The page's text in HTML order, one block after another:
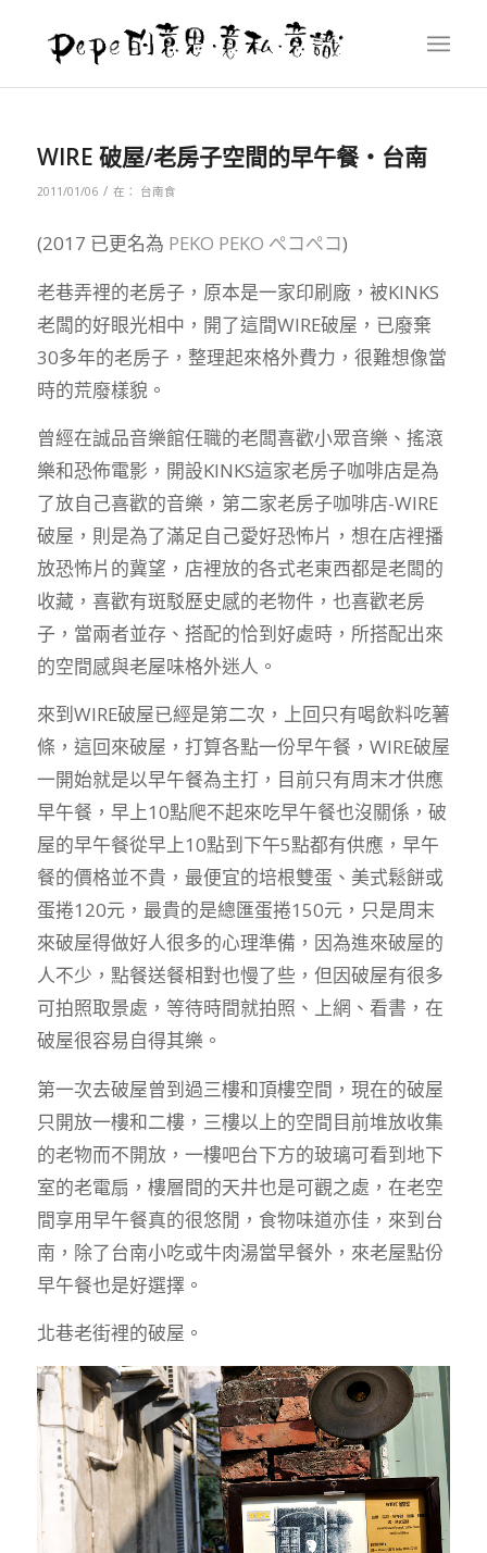
WIRE 破屋/老房子空間的早午餐‧台南
2011/01/06 / 在： 台南食
(2017 已更名為 PEKO PEKO ぺコぺコ)
老巷弄裡的老房子，原本是一家印刷廠，被KINKS
老闆的好眼光相中，開了這間WIRE破屋，已廢棄
30多年的老房子，整理起來格外費力，很難想像當
時的荒廢樣貌。
曾經在誠品音樂館任職的老闆喜歡小眾音樂、搖滾
樂和恐佈電影，開設KINKS這家老房子咖啡店是為
了放自己喜歡的音樂，第二家老房子咖啡店-WIRE
破屋，則是為了滿足自己愛好恐怖片，想在店裡播
放恐怖片的冀望，店裡放的各式老東西都是老闆的
收藏，喜歡有斑駁歷史感的老物件，也喜歡老房
子，當兩者並存、搭配的恰到好處時，所搭配出來
的空間感與老屋味格外迷人。
來到WIRE破屋已經是第二次，上回只有喝飲料吃薯
條，這回來破屋，打算各點一份早午餐，WIRE破屋
一開始就是以早午餐為主打，目前只有周末才供應
早午餐，早上10點爬不起來吃早午餐也沒關係，破
屋的早午餐從早上10點到下午5點都有供應，早午
餐的價格並不貴，最便宜的培根雙蛋、美式鬆餅或
蛋捲120元，最貴的是總匯蛋捲150元，只是周末
來破屋得做好人很多的心理準備，因為進來破屋的
人不少，點餐送餐相對也慢了些，但因破屋有很多
可拍照取景處，等待時間就拍照、上網、看書，在
破屋很容易自得其樂。
第一次去破屋曾到過三樓和頂樓空間，現在的破屋
只開放一樓和二樓，三樓以上的空間目前堆放收集
的老物而不開放，一樓吧台下方的玻璃可看到地下
室的老電扇，樓層間的天井也是可觀之處，在老空
間享用早午餐真的很悠閒，食物味道亦佳，來到台
南，除了台南小吃或牛肉湯當早餐外，來老屋點份
早午餐也是好選擇。
北巷老街裡的破屋。